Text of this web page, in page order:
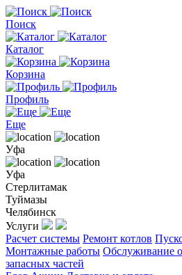
Поиск
Каталог
Корзина
Профиль
Еще
Уфа
Уфа
Стерлитамак
Туймазы
Челябинск
Услуги
Расчет системы Ремонт котлов
Монтажные работы Обслуживание
запасных частей